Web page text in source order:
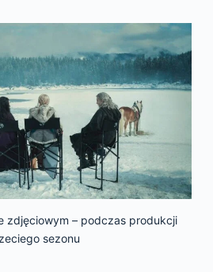
zdjęciowym – podczas produkcji
sezonu